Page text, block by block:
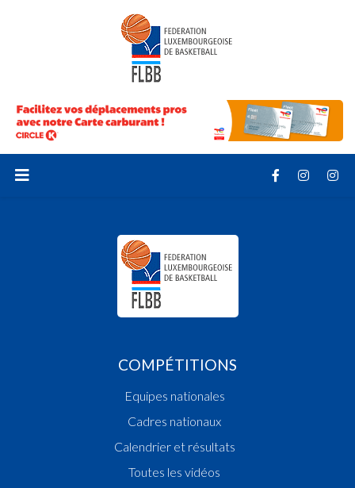
COMPÉTITIONS
Equipes nationales
Cadres nationaux
Calendrier et résultats
Toutes les vidéos